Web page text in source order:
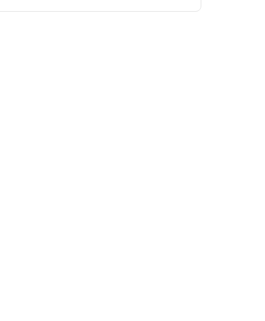
공받습니다. · 이 포스팅은 쿠팡 파트너스 활동의 일환으